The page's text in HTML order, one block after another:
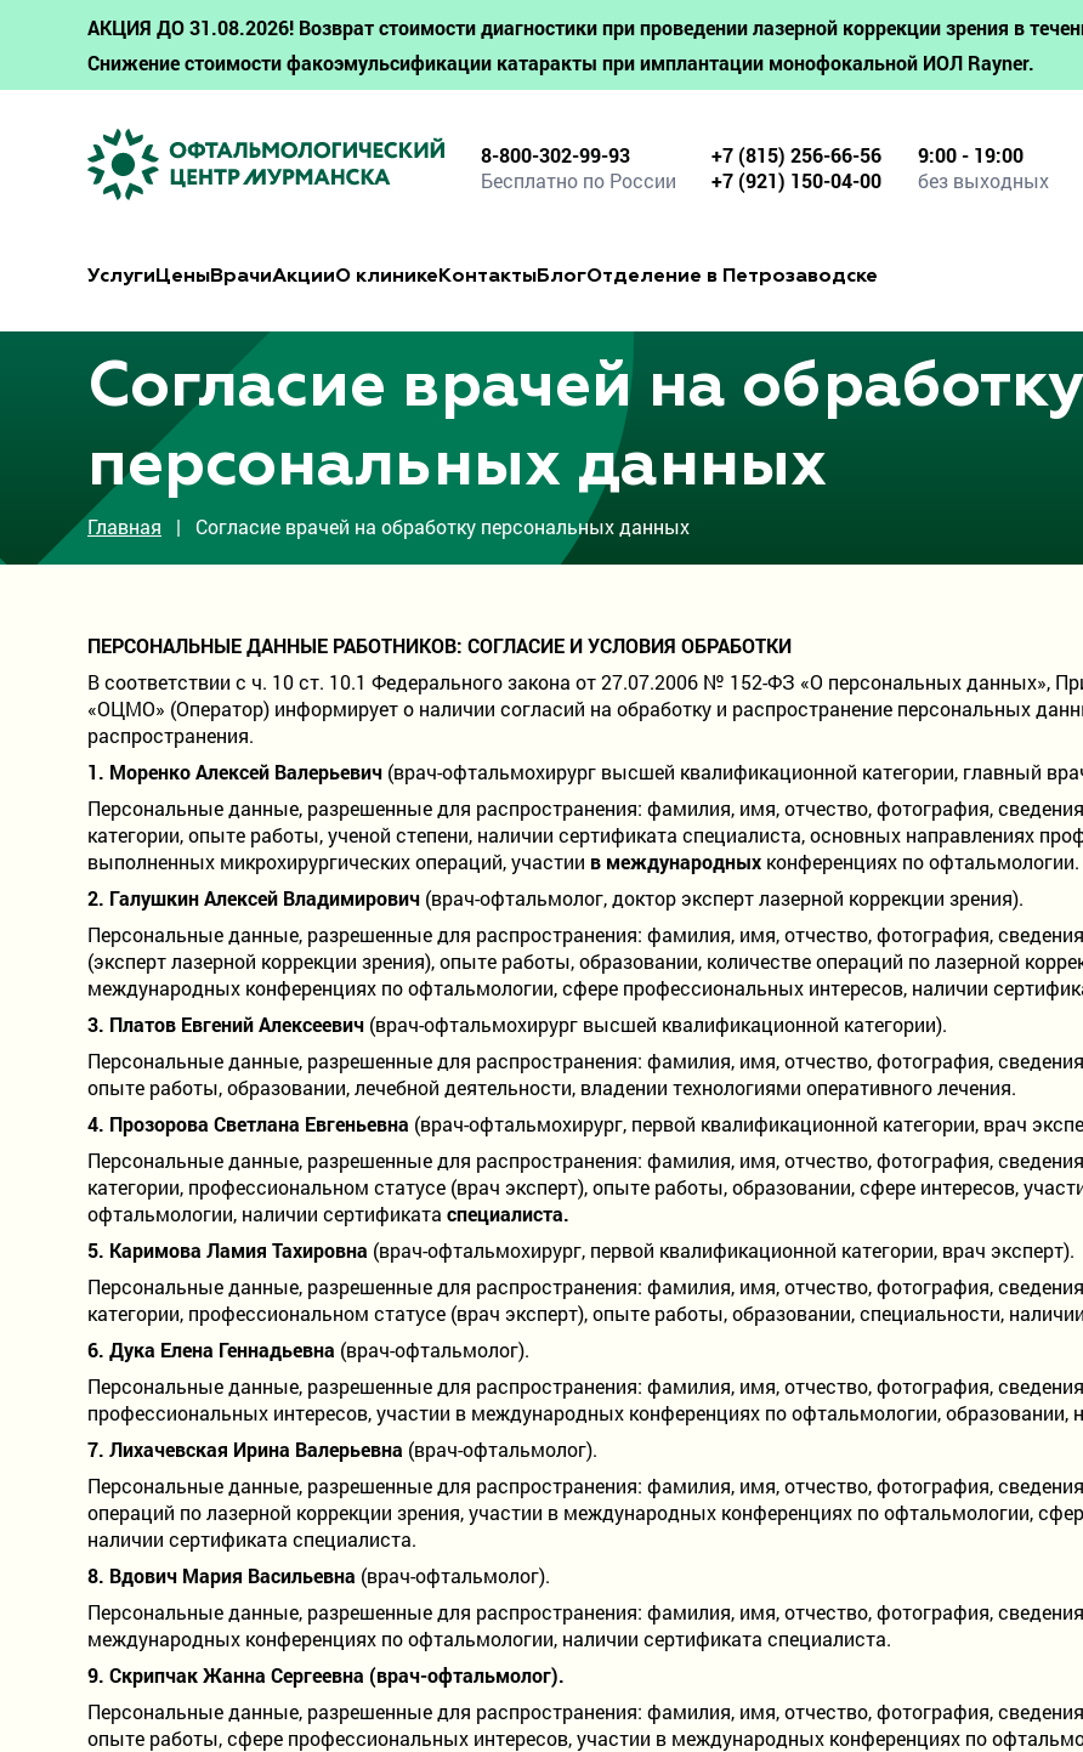
АКЦИЯ ДО 31.08.2026! Возврат стоимости диагностики при проведении лазерной коррекции зрения в
Снижение стоимости факоэмульсификации катаракты при имплантации монофокальной ИОЛ Rayner.
8-800-302-99-93
Бесплатно по России
+7 (815) 256-66-56
+7 (921) 150-04-00
9:00 - 19:00
без выходных
УслугиЦеныВрачиАкцииО клиникеКонтактыБлогОтделение в Петрозаводске
Согласие врачей на обработку
персональных данных
Главная | Согласие врачей на обработку персональных данных
ПЕРСОНАЛЬНЫЕ ДАННЫЕ РАБОТНИКОВ: СОГЛАСИЕ И УСЛОВИЯ ОБРАБОТКИ
В соответствии с ч. 10 ст. 10.1 Федерального закона от 27.07.2006 № 152-ФЗ «О персональных данных»,
«ОЦМО» (Оператор) информирует о наличии согласий на обработку и распространение персональных
распространения.
1. Моренко Алексей Валерьевич (врач-офтальмохирург высшей квалификационной категории, главный
Персональные данные, разрешенные для распространения: фамилия, имя, отчество, фотография,
категории, опыте работы, ученой степени, наличии сертификата специалиста, основных направлениях
выполненных микрохирургических операций, участии в международных конференциях по офтальмологии.
2. Галушкин Алексей Владимирович (врач-офтальмолог, доктор эксперт лазерной коррекции зрения).
Персональные данные, разрешенные для распространения: фамилия, имя, отчество, фотография,
(эксперт лазерной коррекции зрения), опыте работы, образовании, количестве операций по лазерной
международных конференциях по офтальмологии, сфере профессиональных интересов, наличии
3. Платов Евгений Алексеевич (врач-офтальмохирург высшей квалификационной категории).
Персональные данные, разрешенные для распространения: фамилия, имя, отчество, фотография,
опыте работы, образовании, лечебной деятельности, владении технологиями оперативного лечения.
4. Прозорова Светлана Евгеньевна (врач-офтальмохирург, первой квалификационной категории, врач
Персональные данные, разрешенные для распространения: фамилия, имя, отчество, фотография,
категории, профессиональном статусе (врач эксперт), опыте работы, образовании, сфере интересов,
офтальмологии, наличии сертификата специалиста.
5. Каримова Ламия Тахировна (врач-офтальмохирург, первой квалификационной категории, врач эксперт).
Персональные данные, разрешенные для распространения: фамилия, имя, отчество, фотография,
категории, профессиональном статусе (врач эксперт), опыте работы, образовании, специальности,
6. Дука Елена Геннадьевна (врач-офтальмолог).
Персональные данные, разрешенные для распространения: фамилия, имя, отчество, фотография,
профессиональных интересов, участии в международных конференциях по офтальмологии, образовании,
7. Лихачевская Ирина Валерьевна (врач-офтальмолог).
Персональные данные, разрешенные для распространения: фамилия, имя, отчество, фотография,
операций по лазерной коррекции зрения, участии в международных конференциях по офтальмологии,
наличии сертификата специалиста.
8. Вдович Мария Васильевна (врач-офтальмолог).
Персональные данные, разрешенные для распространения: фамилия, имя, отчество, фотография,
международных конференциях по офтальмологии, наличии сертификата специалиста.
9. Скрипчак Жанна Сергеевна (врач-офтальмолог).
Персональные данные, разрешенные для распространения: фамилия, имя, отчество, фотография,
опыте работы, сфере профессиональных интересов, участии в международных конференциях по